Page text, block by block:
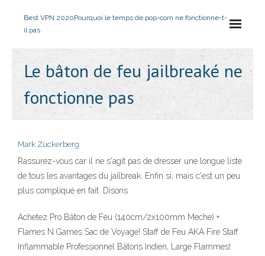
Best VPN 2020Pourquoi le temps de pop-corn ne fonctionne-t-
il pas
Le bâton de feu jailbreaké ne
fonctionne pas
Mark Zuckerberg
Rassurez-vous car il ne s'agit pas de dresser une longue liste
de tous les avantages du jailbreak. Enfin si, mais c'est un peu
plus compliqué en fait. Disons
Achetez Pro Bâton de Feu (140cm/2x100mm Meche) +
Flames N Games Sac de Voyage! Staff de Feu AKA Fire Staff
Inflammable Professionnel Bâtons Indien, Large Flammes!